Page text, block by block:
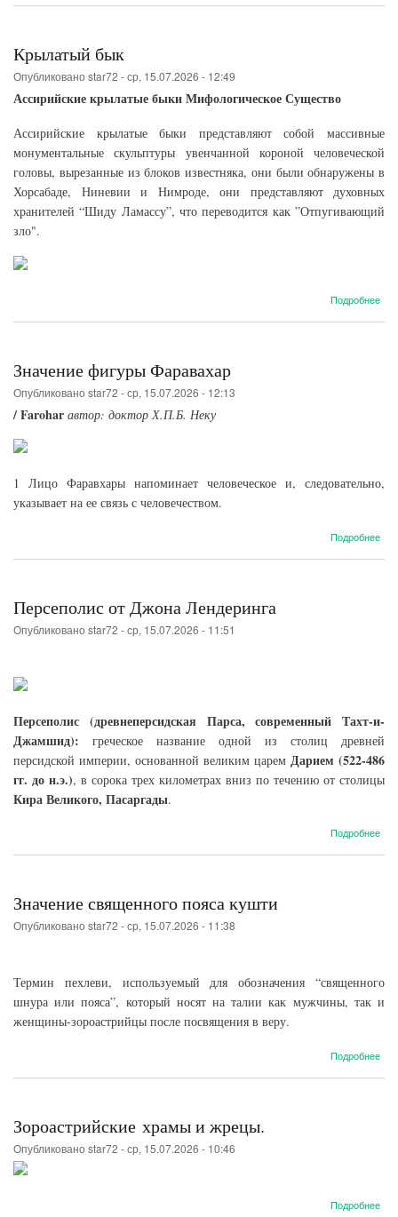
Крылатый бык
Опубликовано star72 -ср, 15.07.2026 - 12:49
Ассирийские крылатые быки Мифологическое Существо
Ассирийские крылатые быки представляют собой массивные
монументальные скульптуры увенчанной короной человеческой
головы, вырезанные из блоков известняка, они были обнаружены в
Хорсабаде, Ниневии и Нимроде, они представляют духовных
хранителей “Шиду Ламассу”, что переводится как ”Отпугивающий
зло".
Подробнеео
Значение фигуры Фаравахар
Опубликовано star72 -ср, 15.07.2026 - 12:13
/ Farohar автор: доктор Х.П.Б. Неку
1 Лицо Фаравхары напоминает человеческое и, следовательно,
указывает на ее связь с человечеством.
Подробнеео
Персеполис от Джона Лендеринга
Опубликовано star72 -ср, 15.07.2026 - 11:51
Персеполис (древнеперсидская Парса, современный Тахт-и-
Джамшид): греческое название одной из столиц древней
персидской империи, основанной великим царем Дарием (522-486
гг. до н.э.), в сорока трех километрах вниз по течению от столицы
Кира Великого, Пасаргады.
Подробнеео
Значение священного пояса кушти
Опубликовано star72 -ср, 15.07.2026 - 11:38
Термин пехлеви, используемый для обозначения “священного
шнура или пояса”, который носят на талии как мужчины, так и
женщины-зороастрийцы после посвящения в веру.
Подробнеео
Зороастрийские храмы и жрецы.
Опубликовано star72 -ср, 15.07.2026 - 10:46
Подробнеео